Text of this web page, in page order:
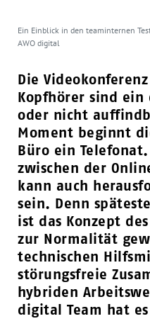
Ein Einblick in den teaminternen
AWO digital
Die
Kopfhörer sind ein
oder nicht
Moment beginnt
Büro ein Telefonat.
zwischen der
kann auch
sein. Denn
ist das Konzept
zur Normalität
technischen
störungsfreie
hybriden
digital Team hat